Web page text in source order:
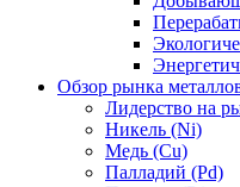
Обзор рынка
Лидерство на
Никель (Ni)
Медь (Cu)
Палладий (Pd)